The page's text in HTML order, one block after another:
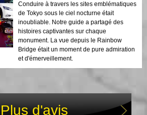
Conduire à travers les sites emblématiques
de Tokyo sous le ciel nocturne était
inoubliable. Notre guide a partagé des
histoires captivantes sur chaque
monument. La vue depuis le Rainbow
Bridge était un moment de pure admiration
et d'émerveillement.
Plus d'avis